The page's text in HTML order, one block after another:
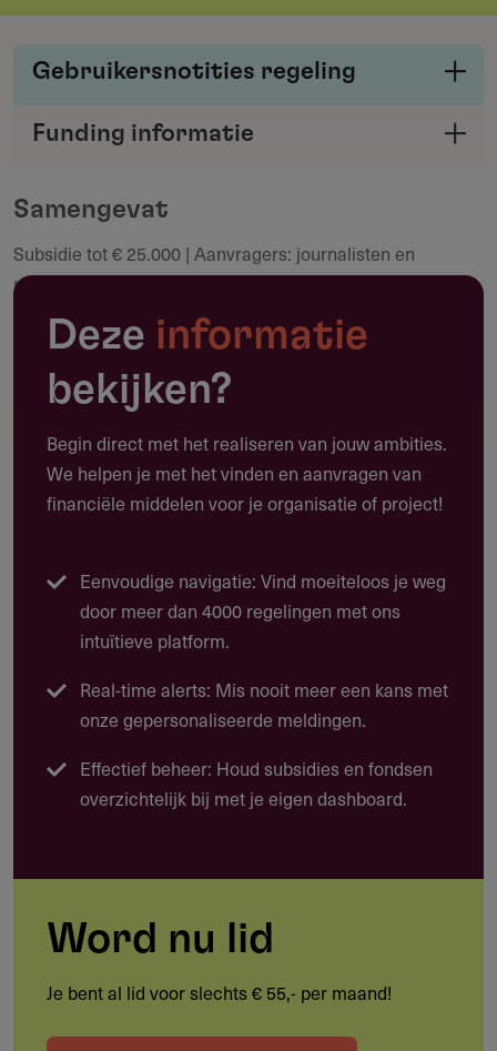
Samengevat
Subsidie tot € 25.000 | Aanvragers: journalisten en
mediaorganisaties | Meerdere tenderperioden per jaar, tot
3009-2028 | Subsidieplafond € 333.333 per jaar
Toepassing
Waarvoor kun je deze subsidie gebruiken?
Deze subsidie biedt tot € 25.000 voor de totstandkoming
Eenmalige journalistieke producties (artikel of
reportage)
In tijd afgebakende reeksen (serie of dossier)
Verdiepende journalistiek of onderzoeksjournalistiek
Coproducties tussen mediaorganisaties of met
kennisinstituten
geïnformeerde Zuid-Hollandse samenleving.
Doelgroep
Gebruikersnotities regeling
verstrekker met de Fondswervingonline
Maak een notitie
Funding informatie
Deze informatie
bekijken?
Begin direct met het realiseren van jouw ambities.
We helpen je met het vinden en aanvragen van
financiële middelen voor je organisatie of project!
Eenvoudige navigatie: Vind moeiteloos je weg
door meer dan 4000 regelingen met ons
intuïtieve platform.
Real-time alerts: Mis nooit meer een kans met
onze gepersonaliseerde meldingen.
Effectief beheer: Houd subsidies en fondsen
overzichtelijk bij met je eigen dashboard.
Word nu lid
Je bent al lid voor slechts € 55,- per maand!